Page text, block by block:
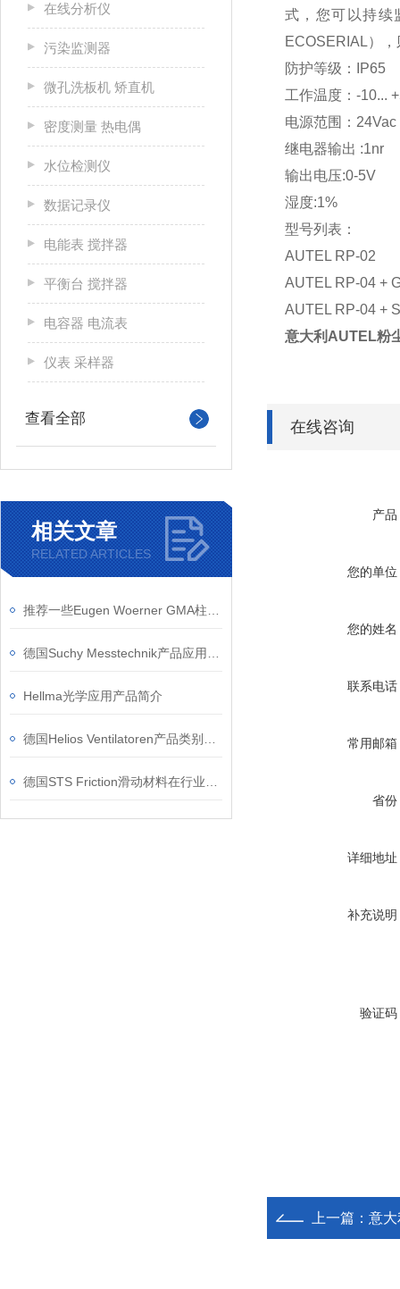
在线分析仪
污染监测器
微孔洗板机 矫直机
密度测量 热电偶
水位检测仪
数据记录仪
电能表 搅拌器
平衡台 搅拌器
电容器 电流表
仪表 采样器
查看全部
相关文章
RELATED ARTICLES
Hellma光学应用产品简介
式，您可以持续
ECOSERIAL）
防护等级：IP65
工作温度：-10...
电源范围：24Vac
继电器输出 :1nr
输出电压:0-5V
湿度:1%
型号列表：
AUTEL RP-02
AUTEL RP-04 +
AUTEL RP-04 +
意大利AUTEL粉
在线咨询
产品
您的单位
您的姓名
联系电话
常用邮箱
省份
详细地址
补充说明
验证码
上一篇： 意